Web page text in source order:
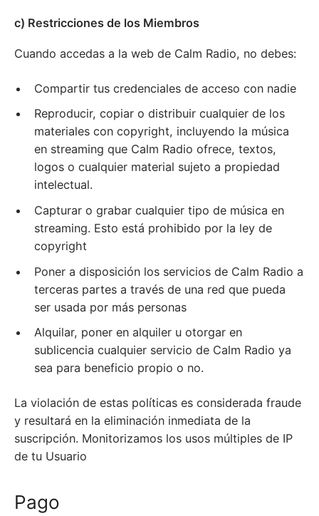
c) Restricciones de los Miembros
Cuando accedas a la web de Calm Radio, no debes:
Compartir tus credenciales de acceso con nadie
Reproducir, copiar o distribuir cualquier de los
materiales con copyright, incluyendo la música
en streaming que Calm Radio ofrece, textos,
logos o cualquier material sujeto a propiedad
intelectual.
Capturar o grabar cualquier tipo de música en
streaming. Esto está prohibido por la ley de
copyright
Poner a disposición los servicios de Calm Radio a
terceras partes a través de una red que pueda
ser usada por más personas
Alquilar, poner en alquiler u otorgar en
sublicencia cualquier servicio de Calm Radio ya
sea para beneficio propio o no.
La violación de estas políticas es considerada fraude
y resultará en la eliminación inmediata de la
suscripción. Monitorizamos los usos múltiples de IP
de tu Usuario
Pago